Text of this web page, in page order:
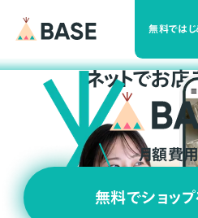
無料ではじ
ネットでお店
月額費
無料でショッ